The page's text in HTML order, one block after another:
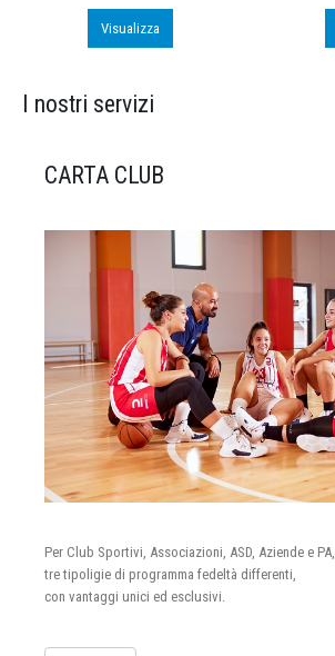
Visualizza
I nostri servizi
CARTA CLUB
Per Club Sportivi, Associazioni, ASD, Aziende e PA,
tre tipoligie di programma fedeltà differenti,
con vantaggi unici ed esclusivi.